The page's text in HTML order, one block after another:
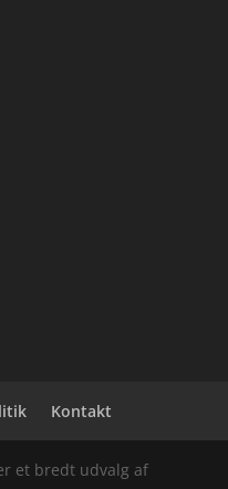
Kontakt
et bredt udvalg af